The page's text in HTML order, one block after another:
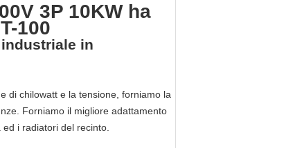
3P 10KW ha
100
in
di chilowatt e la tensione, forniamo la
Forniamo il migliore adattamento
i radiatori del recinto.